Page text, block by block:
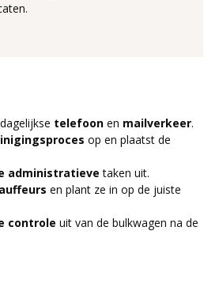
telefoon en mailverkeer.
op en plaatst de
administratieve taken uit.
en plant ze in op de juiste
controle uit van de bulkwagen na de